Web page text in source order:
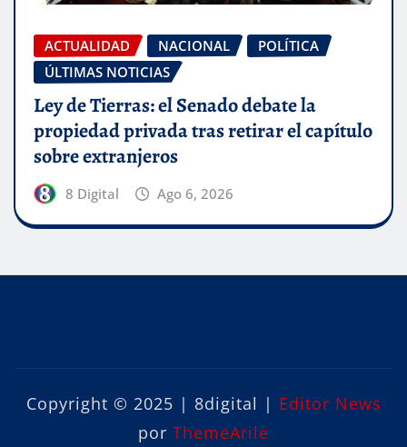
ACTUALIDAD NACIONAL
POLÍTICA
ÚLTIMAS NOTICIAS
Ley de Tierras: el Senado debate la
propiedad privada tras retirar el capítulo
sobre extranjeros
8 Digital Ago 6, 2026
Copyright © 2025 | 8digital | Editor News
por ThemeArile